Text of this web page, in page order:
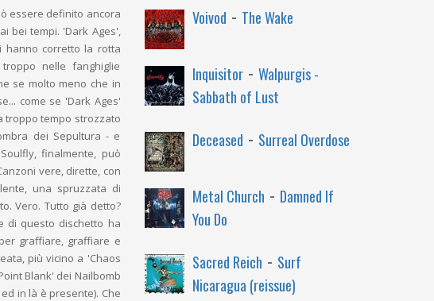
essere definito ancora
bei tempi. 'Dark Ages',
hanno corretto la rotta
nelle fanghiglie
se molto meno che in
come se 'Dark Ages'
troppo tempo strozzato
dei Sepultura - e
finalmente, può
vere, dirette, con
una spruzzata di
Vero. Tutto già detto?
di questo dischetto ha
graffiare, graffiare e
più vicino a 'Chaos
Blank' dei Nailbomb
in là è presente). Che
Voivod - The Wake
Inquisitor- Walpurgis -
Sabbath of Lust
Deceased - Surreal Overdose
Metal Church - Damned If
You Do
Sacred Reich - Surf
Nicaragua (reissue)